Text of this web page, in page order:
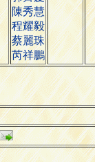
陳秀慧
程耀毅
蔡麗珠
芮祥鵬